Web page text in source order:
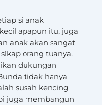
si anak
apapun itu, juga
anak akan sangat
orang tuanya.
dukungan
tidak hanya
susah kencing
juga membangun